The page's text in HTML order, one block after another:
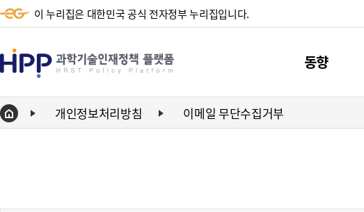
이 누리집은 대한민국 공식 전자정부 누리집입니다.
HPP
학
기
재
동향
단신동향
Home 개인정보처리방침 이메일 무단수집거부